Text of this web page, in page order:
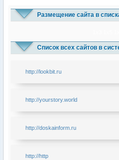
Размещение сайта в
Список всех сайтов в
http://lookbit.ru
http://yourstory.world
http://doskainform.ru
http://http